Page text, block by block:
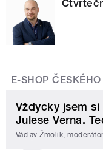
E-SHOP
Vždycky jsem
Julese Verna.
Václav Žmolík, moderátor